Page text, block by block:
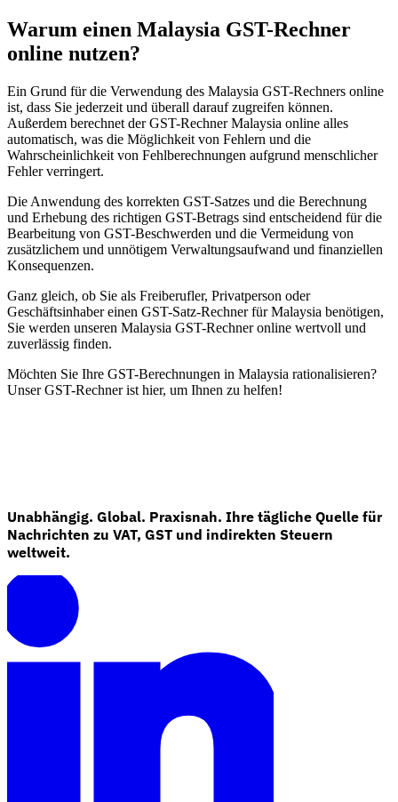
Alle LeitfädenEuropaAmerikaAsien-Pazifik Afrika
VAT für Anfänger
Indirekte Steuern 101
Expert Tax Series
Indirekte Steuern im elektronischen Geschäftsverkehr
Golfregion Aufbau eines Kontrollrahmens für indirekte
SteuernKohlenstoffsteuern und Umweltabgaben
Warum einen Malaysia GST-Rechner
online nutzen?
Ein Grund für die Verwendung des Malaysia GST-Rechners online
ist, dass Sie jederzeit und überall darauf zugreifen können.
Außerdem berechnet der GST-Rechner Malaysia online alles
automatisch, was die Möglichkeit von Fehlern und die
Wahrscheinlichkeit von Fehlberechnungen aufgrund menschlicher
Fehler verringert.
Die Anwendung des korrekten GST-Satzes und die Berechnung
und Erhebung des richtigen GST-Betrags sind entscheidend für die
Bearbeitung von GST-Beschwerden und die Vermeidung von
zusätzlichem und unnötigem Verwaltungsaufwand und finanziellen
Konsequenzen.
Ganz gleich, ob Sie als Freiberufler, Privatperson oder
Geschäftsinhaber einen GST-Satz-Rechner für Malaysia benötigen,
Sie werden unseren Malaysia GST-Rechner online wertvoll und
zuverlässig finden.
Möchten Sie Ihre GST-Berechnungen in Malaysia rationalisieren?
Unser GST-Rechner ist hier, um Ihnen zu helfen!
Unabhängig. Global. Praxisnah. Ihre tägliche Quelle für
Nachrichten zu VAT, GST und indirekten Steuern
weltweit.